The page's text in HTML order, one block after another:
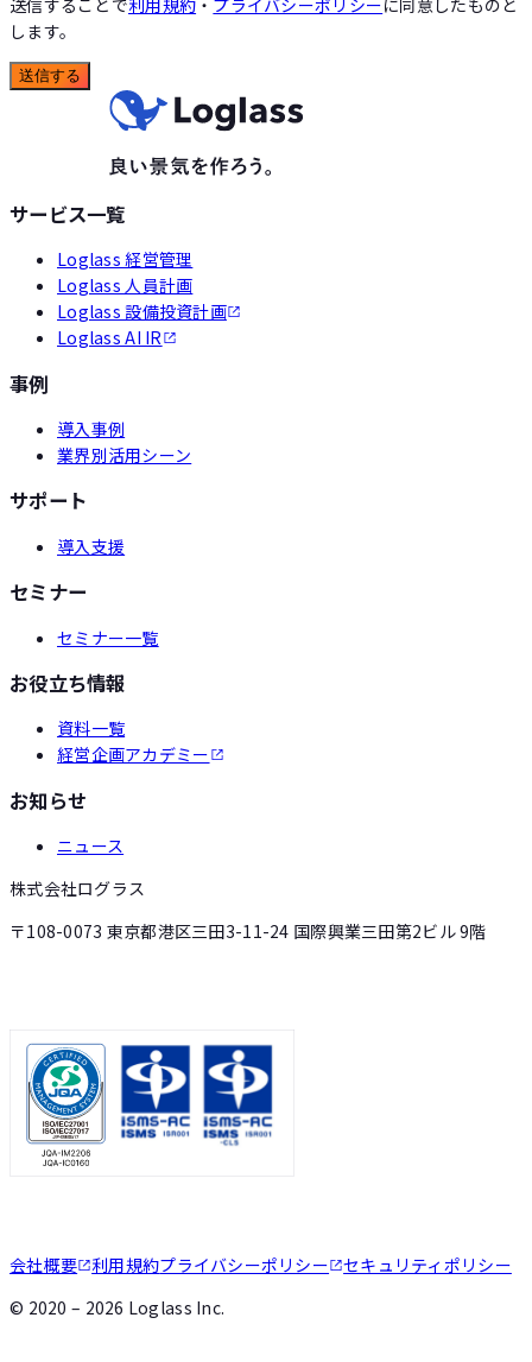
します。
送信する
サービス一覧
Loglass 経営管理
Loglass 人員計画
Loglass 設備投資計画
Loglass AI IR
事例
導入事例
業界別活用シーン
サポート
導入支援
セミナー
セミナー一覧
お役立ち情報
資料一覧
経営企画アカデミー
お知らせ
ニュース
株式会社ログラス
〒108-0073 東京都港区三田3-11-24 国際興業三田第2ビル 9階
会社概要 利用規約プライバシーポリシー
セキュリティポリシー
© 2020 – 2026 Loglass Inc.